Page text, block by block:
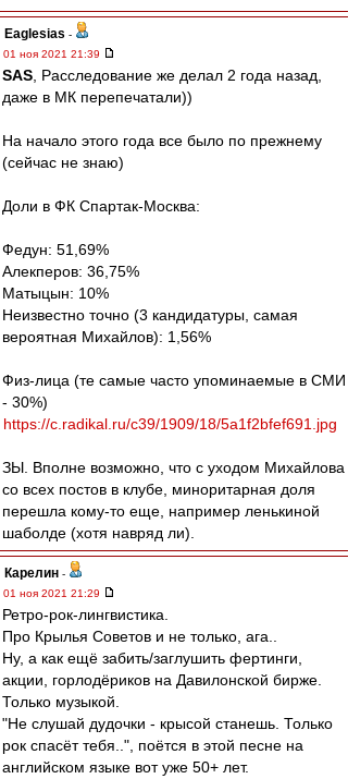
Eaglesias -
01 ноя 2021 21:39
SAS , Расследование же делал 2 года назад,
даже в МК перепечатали))
На начало этого года все было по прежнему
(сейчас не знаю)
Доли в ФК Спартак-Москва:
Федун: 51,69%
Алекперов: 36,75%
Матыцын: 10%
Неизвестно точно (3 кандидатуры, самая
вероятная Михайлов): 1,56%
Физ-лица (те самые часто упоминаемые в СМИ
- 30%)
https://c.radikal.ru/c39/1909/18/5a1f2bfef691.jpg
ЗЫ. Вполне возможно, что с уходом Михайлова
со всех постов в клубе, миноритарная доля
перешла кому-то еще, например ленькиной
шаболде (хотя навряд ли).
Карелин -
01 ноя 2021 21:29
Ретро-рок-лингвистика.
Про Крылья Советов и не только, ага..
Ну, а как ещё забить/заглушить фертинги,
акции, горлодёриков на Давилонской бирже.
Только музыкой.
"Не слушай дудочки - крысой станешь. Только
рок спасёт тебя..", поётся в этой песне на
английском языке вот уже 50+ лет.